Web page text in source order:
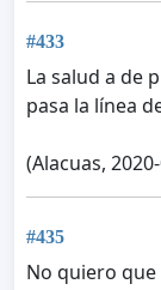
#433
La salud a de
pasa la línea
(Alacuas,
#435
No quiero